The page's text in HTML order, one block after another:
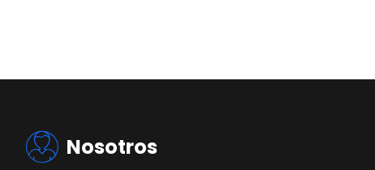
Nosotros